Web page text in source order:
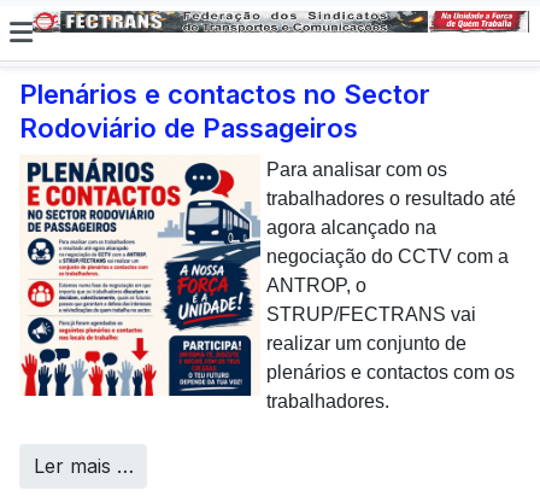
Plenários e contactos no Sector
Rodoviário de Passageiros
Para analisar com os
trabalhadores o resultado até
agora alcançado na
negociação do CCTV com a
ANTROP, o
STRUP/FECTRANS vai
realizar um conjunto de
plenários e contactos com os
trabalhadores.
Ler mais …
E não posso […] deixar de
dar uma nota de
agradecimento aos
colaboradores da CP que,
todos os dias, enfrentam com
sucesso os desafios
operacionais de manutenção
inerentes a uma frota tão
envelhecida.
Call Centers